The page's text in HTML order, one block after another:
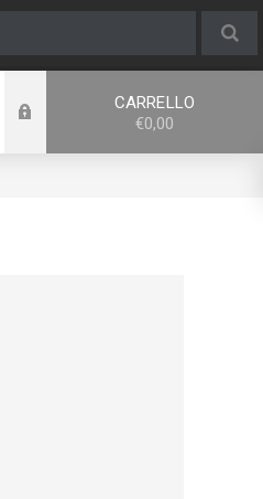
CARRELLO
€0,00